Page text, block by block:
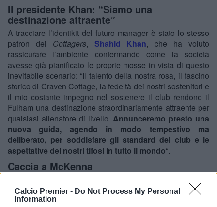
Calcio Premier - Do Not Process My Personal
Information
Il presidente Khan: “Siamo una
destinazione attraente”
A tracciare l’identikit del futuro manager è stato lo stesso
patron dei Cottagers, Shahid Khan, che ha voluto
rassicurare l’ambiente confermando come la società
avesse già pianificato le proprie mosse in vista di questo
inevitabile scenario: “Il talento della nostra rosa, il fascino
storico di Craven Cottage, la fedeltà dei nostri sostenitori e
il mio costante impegno nel sostenere il club rendono il
Fulham una destinazione straordinariamente attraente per
qualsiasi allenatore di livello.Annunceremo presto una
nuova guida, agendo in modo tempestivo ma
deliberato, per soddisfare gli standard del club e le
aspettative dei nostri tifosi in tutto il mondo“.
Caccia a McKenna
cima alla lista dei desideri della dirigenza del West
London ci sarebbe proprio